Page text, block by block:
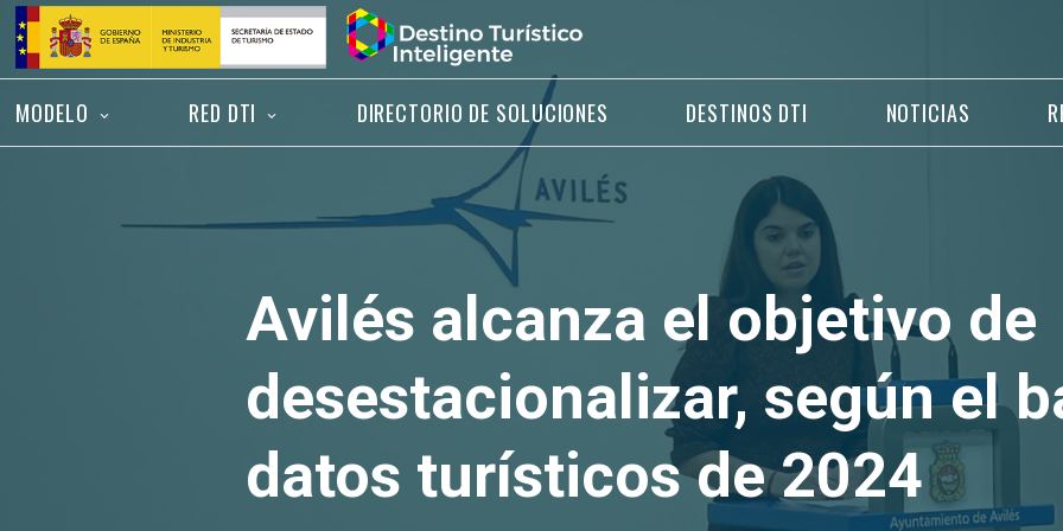
Saltar
contenido
Inicio
MODELO RED DTI DIRECTORIO DE SOLUCIONES DESTINOS DTI NOTICIAS
Avilés alcanza el objetivo de
desestacionalizar, según el
datos turísticos de 2024